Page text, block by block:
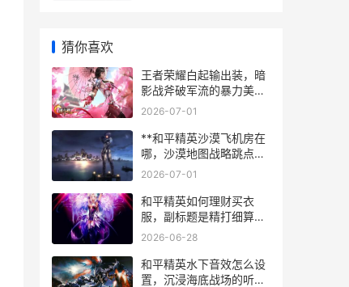
猜你喜欢
王者荣耀白起输出装，暗
影战斧破军流的暴力美
学，一个坦克的逆袭之路
2026-07-01
**和平精英沙漠飞机房在
哪，沙漠地图战略跳点深
度解析**
2026-07-01
和平精英如何理财买衣
服，副标题是精打细算的
战场时尚经
2026-06-28
和平精英水下音效怎么设
置，沉浸海底战场的听觉